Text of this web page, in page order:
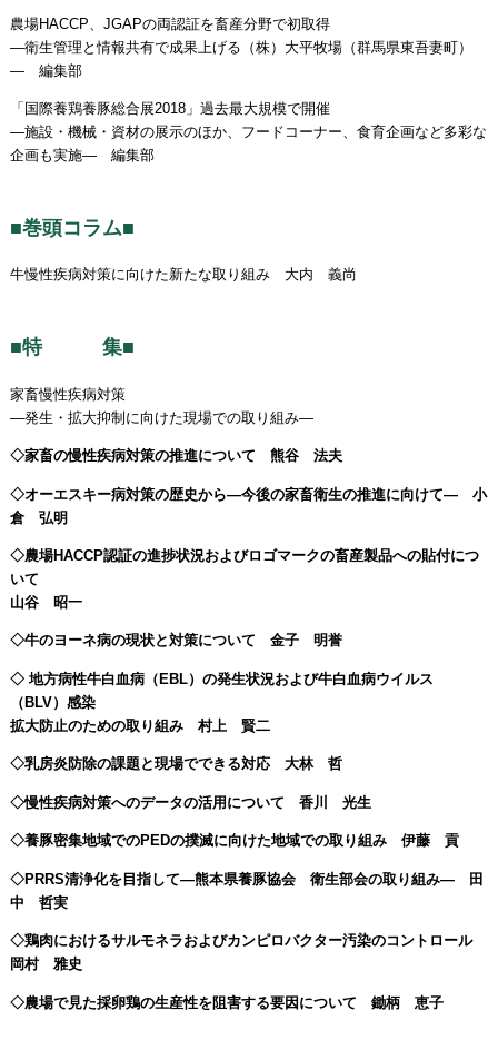
農場HACCP、JGAPの両認証を畜産分野で初取得
―衛生管理と情報共有で成果上げる（株）大平牧場（群馬県東吾妻町）
― 編集部
「国際養鶏養豚総合展2018」過去最大規模で開催
―施設・機械・資材の展示のほか、フードコーナー、食育企画など多彩な
企画も実施― 編集部
■巻頭コラム■
牛慢性疾病対策に向けた新たな取り組み 大内 義尚
■特 集■
家畜慢性疾病対策
―発生・拡大抑制に向けた現場での取り組み―
◇家畜の慢性疾病対策の推進について 熊谷 法夫
◇オーエスキー病対策の歴史から―今後の家畜衛生の推進に向けて― 小
倉 弘明
◇農場HACCP認証の進捗状況およびロゴマークの畜産製品への貼付につ
いて
山谷 昭一
◇牛のヨーネ病の現状と対策について 金子 明誉
◇ 地方病性牛白血病（EBL）の発生状況および牛白血病ウイルス
（BLV）感染
拡大防止のための取り組み 村上 賢二
◇乳房炎防除の課題と現場でできる対応 大林 哲
◇慢性疾病対策へのデータの活用について 香川 光生
◇養豚密集地域でのPEDの撲滅に向けた地域での取り組み 伊藤 貢
◇PRRS清浄化を目指して―熊本県養豚協会 衛生部会の取り組み― 田
中 哲実
◇鶏肉におけるサルモネラおよびカンピロバクター汚染のコントロール
岡村 雅史
◇農場で見た採卵鶏の生産性を阻害する要因について 鋤柄 恵子